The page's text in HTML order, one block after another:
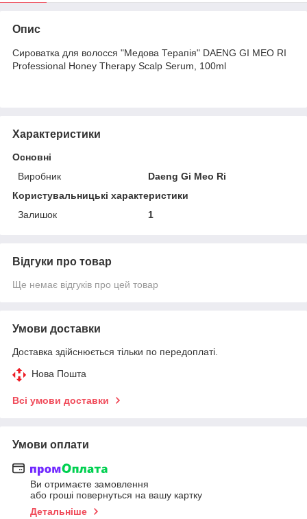
Опис
Сироватка для волосся "Медова Терапія" DAENG GI MEO RI
Professional Honey Therapy Scalp Serum, 100ml
Характеристики
Основні
Виробник
Daeng Gi Meo Ri
Користувальницькі характеристики
Залишок
1
Відгуки про товар
Ще немає відгуків про цей товар
Умови доставки
Доставка здійснюється тільки по передоплаті.
Нова Пошта
Всі умови доставки
Умови оплати
Ви отримаєте замовлення
або гроші повернуться на вашу картку
Детальніше